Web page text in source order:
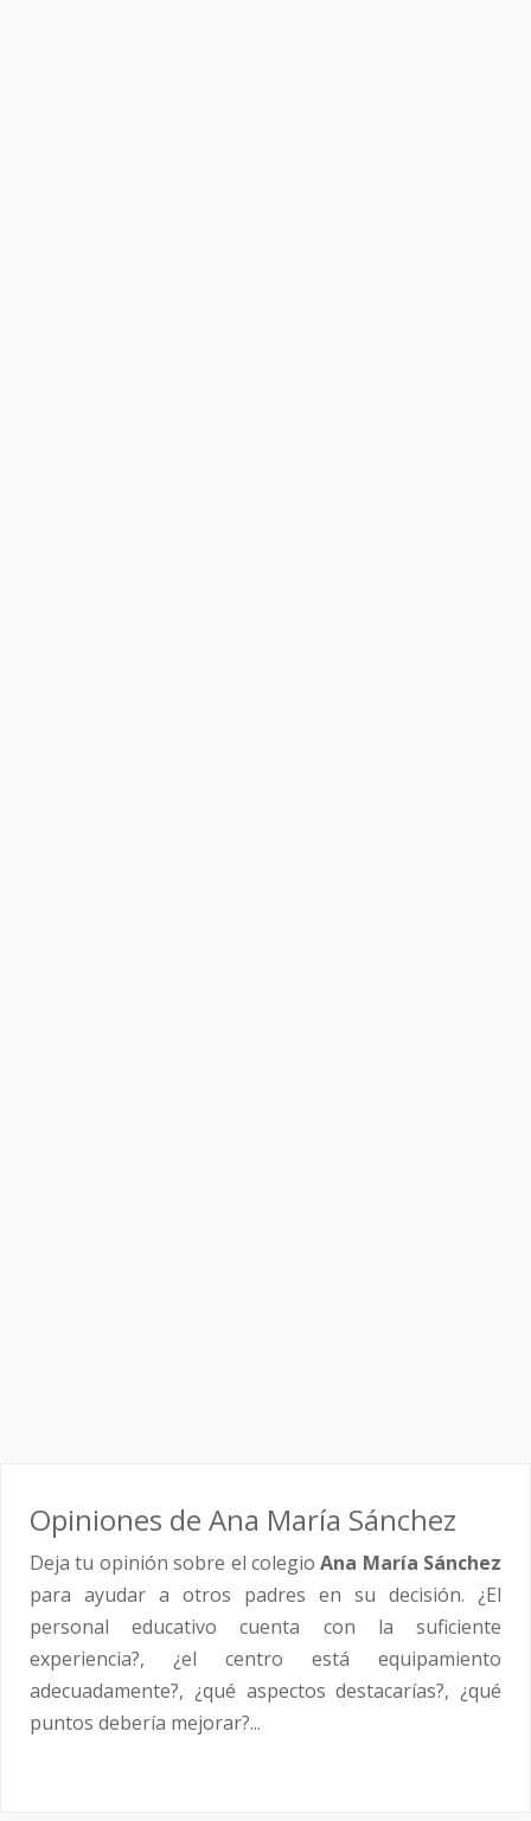
Opiniones de Ana María Sánchez
Deja tu opinión sobre el colegioAna María Sánchez
para ayudar a otros padres en su decisión. ¿El
personal educativo cuenta con la suficiente
experiencia?, ¿el centro está equipamiento
adecuadamente?, ¿qué aspectos destacarías?, ¿qué
puntos debería mejorar?...